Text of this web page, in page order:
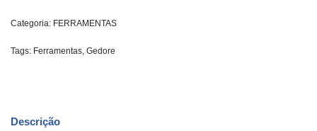
Categoria: FERRAMENTAS
Tags: Ferramentas, Gedore
Descrição